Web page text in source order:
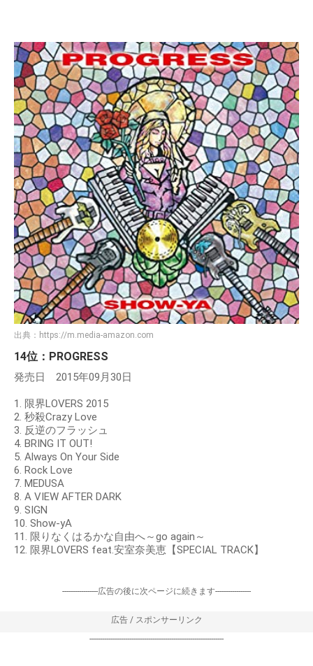
出典： https://m.media-amazon.com
14位：PROGRESS
発売日 2015年09月30日
1. 限界LOVERS 2015
2. 秒殺Crazy Love
3. 反逆のフラッシュ
4. BRING IT OUT!
5. Always On Your Side
6. Rock Love
7. MEDUSA
8. A VIEW AFTER DARK
9. SIGN
10. Show-yA
11. 限りなくはるかな自由へ～go again～
12. 限界LOVERS feat.安室奈美恵【SPECIAL TRACK】
-----------------広告の後に次ページに続きます-----------------
広告 / スポンサーリンク
----------------------------------------------------------------